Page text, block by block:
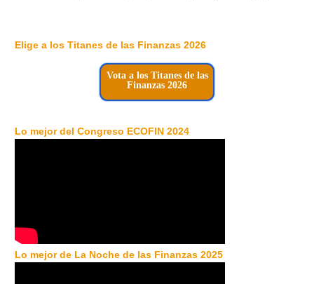
Elige a los Titanes de las Finanzas 2026
Vota a los Titanes de las
Finanzas 2026
Lo mejor del Congreso ECOFIN 2024
Lo mejor de La Noche de las Finanzas 2025